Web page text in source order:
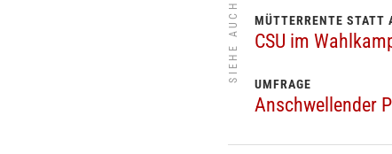
SIEHE AUCH MÜTTERRENTE STATT
CSU im
UMFRAGE
Anschwellender